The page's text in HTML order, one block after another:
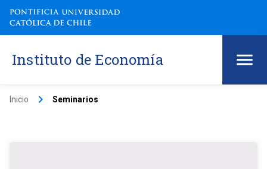
Instituto de Economía
Inicio keyboard_arrow_right Seminarios